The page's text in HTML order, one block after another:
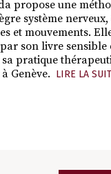
propose une
système nerveux,
et mouvements.
son livre sensible
pratique
Genève. LIRE LA